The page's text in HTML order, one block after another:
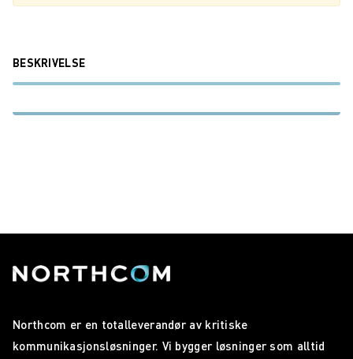
BESKRIVELSE
Northcom er en totalleverandør av kritiske
kommunikasjonsløsninger. Vi bygger løsninger som alltid